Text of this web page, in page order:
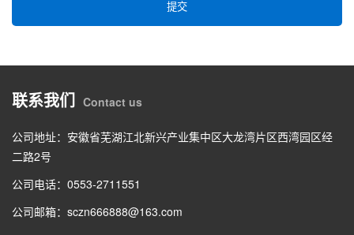
提交
联系我们 Contact us
公司地址：安徽省芜湖江北新兴产业集中区大龙湾片区西湾园区经
二路2号
公司电话：0553-2711551
公司邮箱：sczn666888@163.com